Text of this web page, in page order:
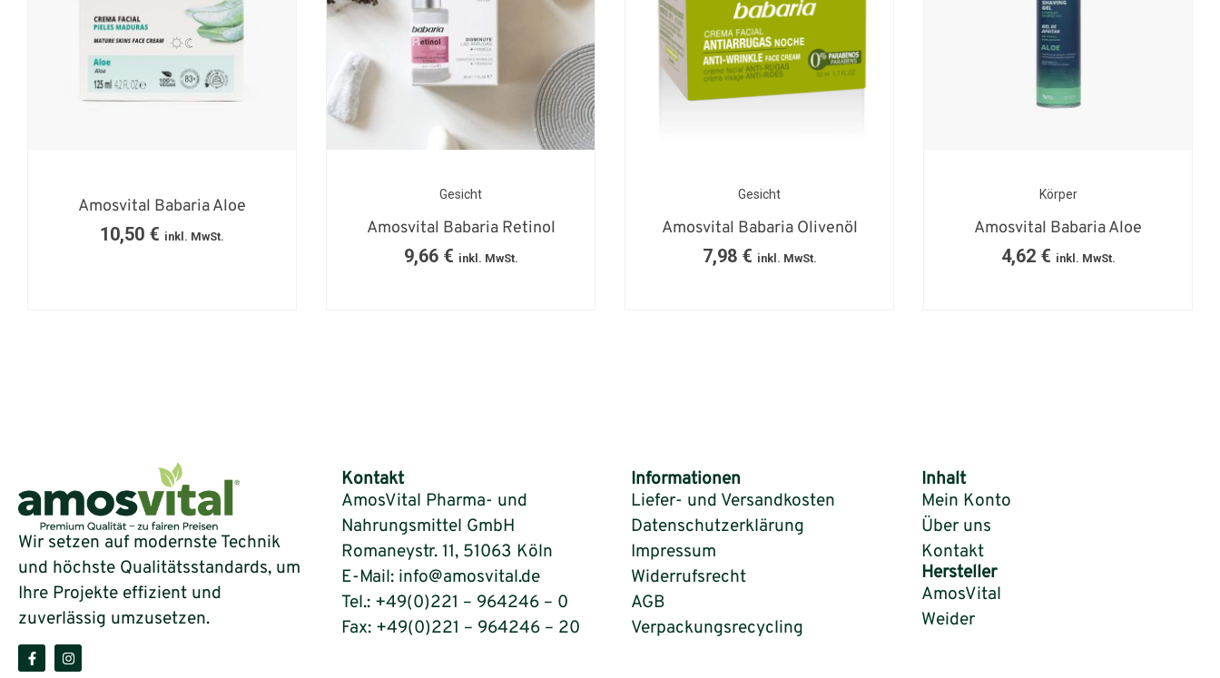
Amosvital Babaria Aloe
10,50 € inkl. MwSt.
Gesicht
Amosvital Babaria Retinol
9,66 € inkl. MwSt.
Gesicht
Amosvital Babaria Olivenöl
7,98 € inkl. MwSt.
Körper
Amosvital Babaria Aloe
4,62 € inkl. MwSt.
Wir setzen auf modernste Technik
und höchste Qualitätsstandards, um
Ihre Projekte effizient und
zuverlässig umzusetzen.
Kontakt
AmosVital Pharma- und
Nahrungsmittel GmbH
Romaneystr. 11, 51063 Köln
E-Mail: info@amosvital.de
Tel.: +49(0)221 – 964246 – 0
Fax: +49(0)221 – 964246 – 20
Informationen
Liefer- und Versandkosten
Datenschutzerklärung
Impressum
Widerrufsrecht
AGB
Verpackungsrecycling
Inhalt
Mein Konto
Über uns
Kontakt
Hersteller
AmosVital
Weider